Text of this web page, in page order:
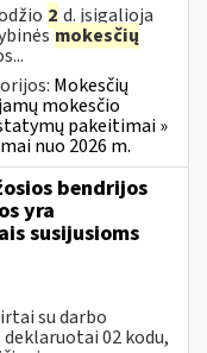
2 d. įsigalioja
mokesčių
Mokesčių
mokesčio
pakeitimai »
nuo 2026 m.
bendrijos
yra
susijusioms
su darbo
deklaruotai 02 kodu,